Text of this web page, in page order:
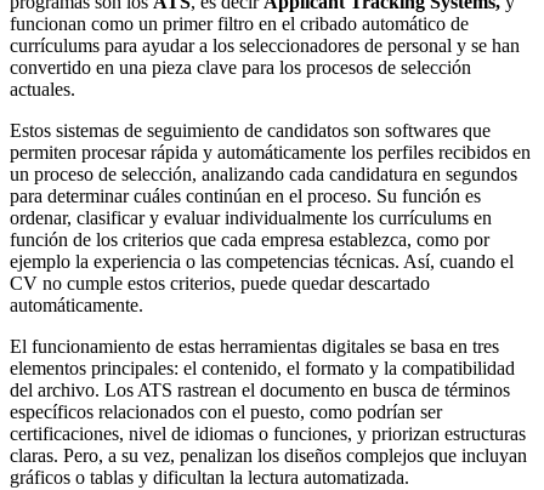
funcionan como un primer filtro en el cribado automático de
currículums para ayudar a los seleccionadores de personal y se han
convertido en una pieza clave para los procesos de selección
actuales.
Estos sistemas de seguimiento de candidatos son softwares que
permiten procesar rápida y automáticamente los perfiles recibidos en
un proceso de selección, analizando cada candidatura en segundos
para determinar cuáles continúan en el proceso. Su función es
ordenar, clasificar y evaluar individualmente los currículums en
función de los criterios que cada empresa establezca, como por
ejemplo la experiencia o las competencias técnicas. Así, cuando el
CV no cumple estos criterios, puede quedar descartado
automáticamente.
El funcionamiento de estas herramientas digitales se basa en tres
elementos principales: el contenido, el formato y la compatibilidad
del archivo. Los ATS rastrean el documento en busca de términos
específicos relacionados con el puesto, como podrían ser
certificaciones, nivel de idiomas o funciones, y priorizan estructuras
claras. Pero, a su vez, penalizan los diseños complejos que incluyan
gráficos o tablas y dificultan la lectura automatizada.